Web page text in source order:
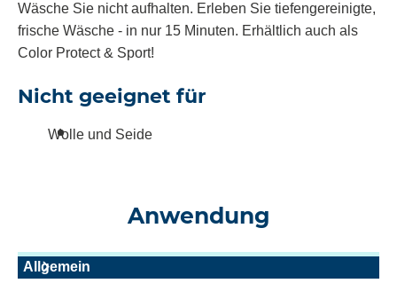
Wäsche Sie nicht aufhalten. Erleben Sie tiefengereinigte,
frische Wäsche - in nur 15 Minuten. Erhältlich auch als
Color Protect & Sport!
Nicht geeignet für
Wolle und Seide
Anwendung
Allgemein